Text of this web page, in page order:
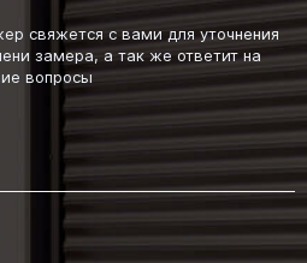
свяжется с вами для уточнения
замера, а так же ответит на
вопросы